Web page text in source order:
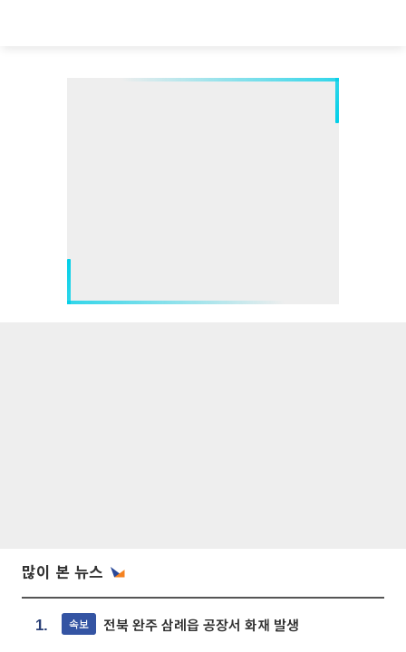
많이 본 뉴스
1. 속보 전북 완주 삼례읍 공장서 화재 발생